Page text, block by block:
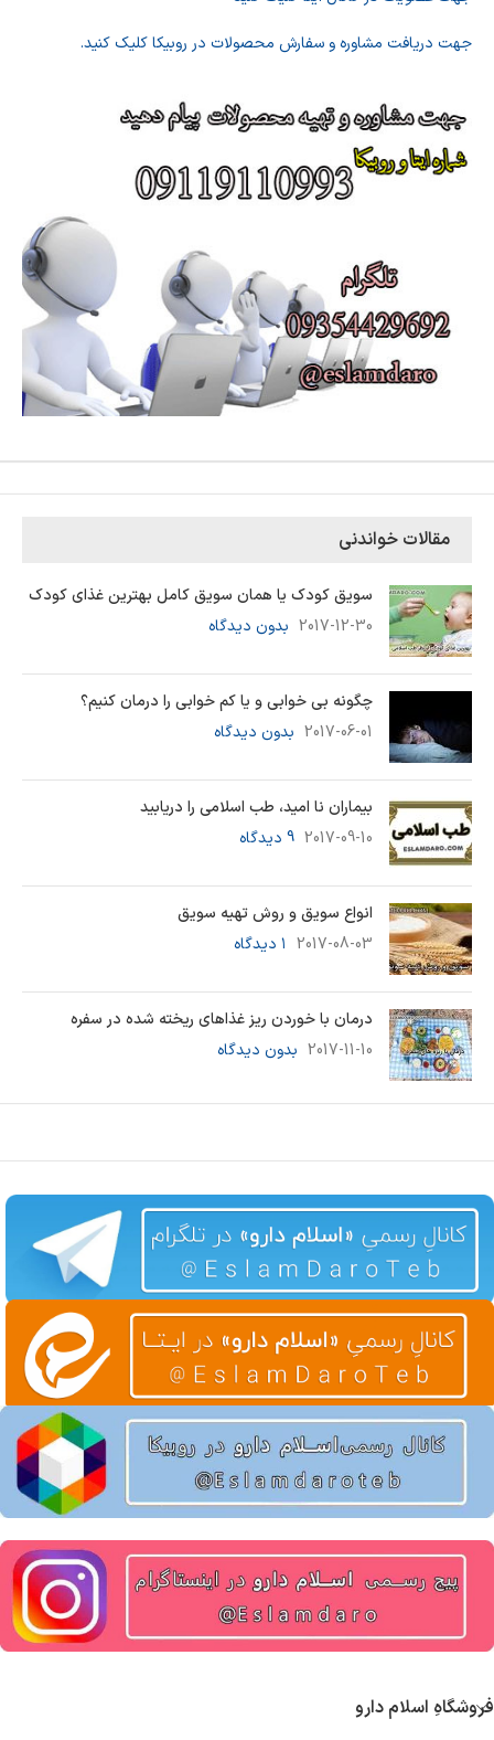
جهت دریافت مشاوره و سفارش محصولات در روبیکا کلیک کنید.
مقالات خواندنی
سویق کودک یا همان سویق کامل بهترین غذای کودک
2017-12-30 بدون دیدگاه
چگونه بی خوابی و یا کم خوابی را درمان کنیم؟
2017-06-01 بدون دیدگاه
بیماران نا امید، طب اسلامی را دریابید
2017-09-10 9 دیدگاه
انواع سویق و روش تهیه سویق
2017-08-03 ۱ دیدگاه
درمان با خوردن ریز غذاهای ریخته شده در سفره
2017-11-10 بدون دیدگاه
فروشگاهِ اسلام دارو